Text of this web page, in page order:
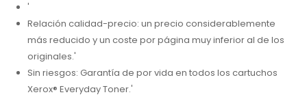
'
Relación calidad-precio: un precio considerablemente
más reducido y un coste por página muy inferior al de los
originales.'
Sin riesgos: Garantía de por vida en todos los cartuchos
Xerox® Everyday Toner.'